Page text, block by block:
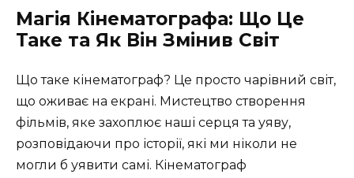
Магія Кінематографа: Що Це
Таке та Як Він Змінив Світ
Що таке кінематограф? Це просто чарівний світ,
що оживає на екрані. Мистецтво створення
фільмів, яке захоплює наші серця та уяву,
розповідаючи про історії, які ми ніколи не
могли б уявити самі. Кінематограф